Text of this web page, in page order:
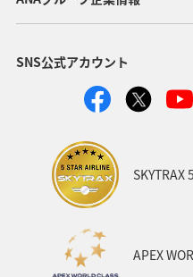
東南アジア・南アジア
韓国 東アジア
ANAのサービス 春
SNS公式アカウント
SKYTRAX
APEX